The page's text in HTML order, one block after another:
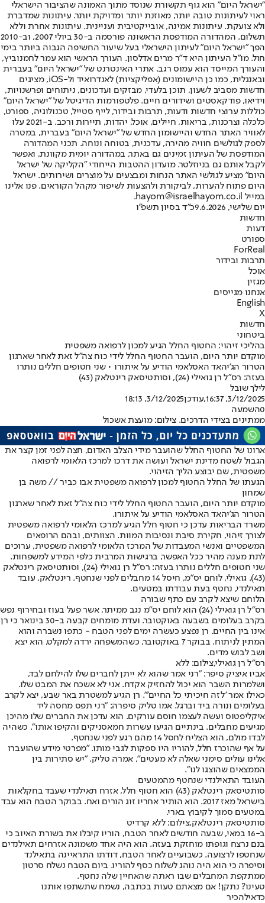
"ישראל היום" הוא גוף תקשורת שנוסד מתוך האמונה שהציבור הישראלי
ראוי לעיתונות טובה יותר, מאוזנת יותר ומדויקת יותר. עיתונות שמדברת
ולא צועקת. עיתונות אמינה, אובייקטיבית ועניינית. עיתונות אחרת וללא
תשלום. המהדורה המודפסת הראשונה פורסמה ב-30 ביולי 2007, וב-2010
הפך "ישראל היום" לעיתון הישראלי בעל שיעור החשיפה הגבוה ביותר בימי
חול. מו"ל העיתון היא ד"ר מרים אדלסון. העורך הראשי הוא עמר לחמנוביץ,
והעורך המייסד הוא עמוס רגב. אתרי האינטרנט של "ישראל היום" בעברית
ובאנגלית, כמו כן היישומונים (אפליקציות) לאנדרואיד ול-iOS, מציגים
חדשות מסביב לשעון, תוכן בלעדי, מבזקים ועדכונים, ניתוחים ופרשנויות,
וידיאו, פודקאסטים ושידורים חיים. פלטפורמות הדיגיטל של "ישראל היום"
כוללות ערוצי חדשות ודעות, תרבות ובידור, לייף סטייל, טכנולוגיה, ספורט,
כלכלה וצרכנות, בריאות, חיילים, אוכל, יהדות, תיירות ורכב. ב-2021 עלו
לאוויר האתר החדש והיישומון החדש של "ישראל היום" בעברית, במטרה
לספק לגולשים חוויה מהירה, עדכנית, בטוחה ונוחה. תכני המהדורה
המודפסת של העיתון זמינים גם באתר, במהדורה יומית מקוונת, ואפשר
לקבל אותם גם בניוזלטר. מועדון ההטבות הייחודי "הקליקה של ישראל
היום" מציע לגולשי האתר הנחות ומבצעים על מוצרים ושירותים. ישראל
היום פתוח להערות, לביקורת ולהצעות לשיפור מקהל הקוראים. פנו אלינו
במייל hayom@israelhayom.co.il.
יום שלישי, 9.6.2026
כ"ד בסיון תשפ"ו
חדשות
דעות
ספורט
ForReal
תרבות ובידור
אוכל
מגזין
אנחנו מגייסים
English
X
חדשות
ביטחוני
בהליכי זיהוי: החטוף החלל הגיע למכון לרפואה משפטית
מוקדם יותר היום, הועבר החטוף החלל לידי כוח צה"ל זאת לאחר שארגון
הטרור הג'יהאד האסלאמי הודיע על איתורו • שני חטופים חללים נותרו
בעזה: רס"ל רן גואילי (24), וסותטיסאק רינטלאק (43)
לילך שובל
3/12/2025, 16:37
,עודכן3/12/2025, 18:13
0השמעה
ממתינים בצידי הדרכים. צילום: מועצת אשכול
ארונו של החטוף החלל שהועבר מידי הצלב האדום, חצה לפני זמן קצר את
הגבול לשטח מדינת ישראל ועושה את דרכו למרכז הלאומי לרפואה
משפטית, שם יבוצע הליך הזיהוי.
הגעתו של החלל החטוף למכון לרפואה משפטית אבו כביר // משה בן
שמחון
מוקדם יותר היום, הועבר החטוף החלל לידי כוח צה"ל זאת לאחר שארגון
הטרור הג'יהאד האסלאמי הודיע על איתורו.
משרד הבריאות עדכן כי חטוף חלל הגיע למרכז הלאומי לרפואה משפטית
לצורך זיהוי, חקירת סיבת ונסיבות המוות. הצוותים, ובהם הרופאים
המשפטיים ואנשי המעבדות של המרכז הלאומי לרפואה משפטית, ערוכים
לתת מענה מהיר ככל האפשר, ברגישות המרבית כלפי המידע למשפחות.
שני חטופים חללים נותרו בעזה: רס"ל רן גואילי (24), וסותטיסאק רינטלאק
(43). גואילי, לוחם יס"מ, חיסל 14 מחבלים לפני שנחטף. רינטלאק, עובד
תאילנדי, נחטף בעת עבודתו במטעים.
הלוחם שיצא לקרב עם כתף שבורה
רס"ל רן גואילי (24) הוא לוחם יס"מ נגב ממיתר, אשר פעל בעוז ובחירוף נפש
בקרב בעלומים בשבעה באוקטובר. ועדת מומחים קבעה ב-30 בינואר כי רן
אינו בין החיים. רן נפצע כעשרה ימים לפני הטבח - כתפו נשברה והוא
המתין לניתוח. בבוקר 7 באוקטובר, כשהמשפחה ירדה למקלט, הוא יצא
ושב לבוש מדים.
רס"ל רן גואילי,צילום: ללא
אביו איציק סיפר: "רני אמר שהוא לא ייתן לחברים שלו להילחם לבד,
ושלמרות השבר הוא יכול להחזיק אקדח. אני לא אשכח את המבט שלו.
כאילו אמר 'לזה חיכיתי כל החיים'". רן הגיע למשטרת באר שבע, יצא לקרב
בעלומים ונורה ביד וברגל. אמו טליק סיפרה: "רני תפס מחסה ליד
איקליפטוס ועשה לעצמו חוסם עורקים. הוא עדכן את החברים שלו מהיכן
מגיעים מחבלים. בינתיים הגיעו עשרות חמאסניקים והקיפו אותו". כשהיה
לבדו מולם, הוא הצליח לחסל 14 מהם רגע לפני שנחטף.
על אף שהוכרז חלל, להוריו היו ספקות לגבי מותו. "מפרטי מידע שהועברו
אלינו עולים סימני שאלה לא מעטים", אמרה טליק. "יש סתירות בין
הממצאים שהוצגו לנו".
העובד התאילנדי שנחטף מהמטעים
סותטיסאק רינטלאק (43) הוא חטוף חלל, אזרח תאילנדי שעבד בחקלאות
בישראל מאז 2017. הוא הותיר אחריו זוג הורים ואח. בבוקר הטבח הוא עבד
במטעים סמוך לקיבוץ בארי.
סותטיסאק רינטלאק,צילום: ללא קרדיט
ב-16 במאי, שבעה חודשים לאחר הטבח, הוריו קיבלו את בשורת האיוב כי
בנם נרצח וגופתו מוחזקת בעזה. הוא היה אחד משמונה אזרחים תאילנדים
שנחטפו לרצועה. כשבועיים לאחר הטבח, דודתו התראיינה בתאילנד
וסיפרה כי הוא היה נוהג לשלוח כסף להוריו. ביום הטבח נשלח סרטון
ממתקפת המחבלים שבו ראתה שהאחיין שלה נחטף.
טעינו? נתקן! אם מצאתם טעות בכתבה, נשמח שתשתפו אותנו
כדאילהכיר